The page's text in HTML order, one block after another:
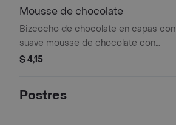
Mousse de chocolate
Bizcocho de chocolate en capas con
suave mousse de chocolate con
leche, cubierto con ganache de
$ 4,15
Postres